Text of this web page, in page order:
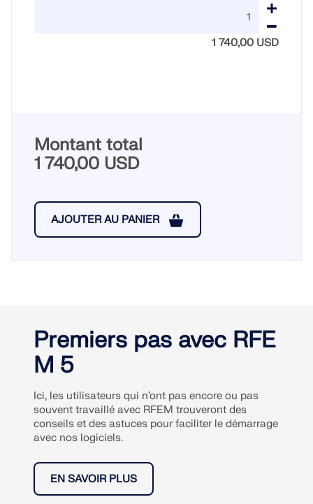
1 740,00 USD
Montant total
1 740,00 USD
AJOUTER AU PANIER
Premiers pas avec RFE
M 5
Ici, les utilisateurs qui n’ont pas encore ou pas
souvent travaillé avec RFEM trouveront des
conseils et des astuces pour faciliter le démarrage
avec nos logiciels.
EN SAVOIR PLUS